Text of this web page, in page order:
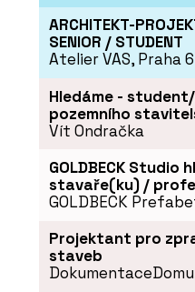
ARCHITEKT-
SENIOR / STUDENT
Atelier VAS, Praha 6
Hledáme -
pozemního
Vít Ondračka
GOLDBECK
stavaře(ku) /
GOLDBECK
Projektant pro
staveb